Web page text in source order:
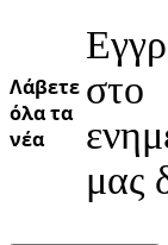
Λάβετε
όλα τα
νέα
στο
μας